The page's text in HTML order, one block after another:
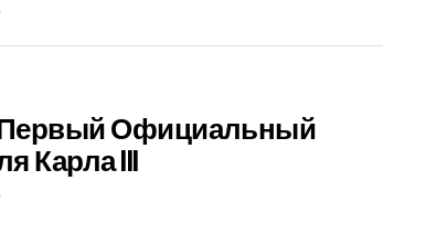
Официальный
Карла III